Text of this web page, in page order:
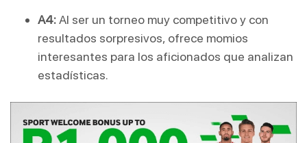
A4: Al ser un torneo muy competitivo y con
resultados sorpresivos, ofrece momios
interesantes para los aficionados que analizan
estadísticas.